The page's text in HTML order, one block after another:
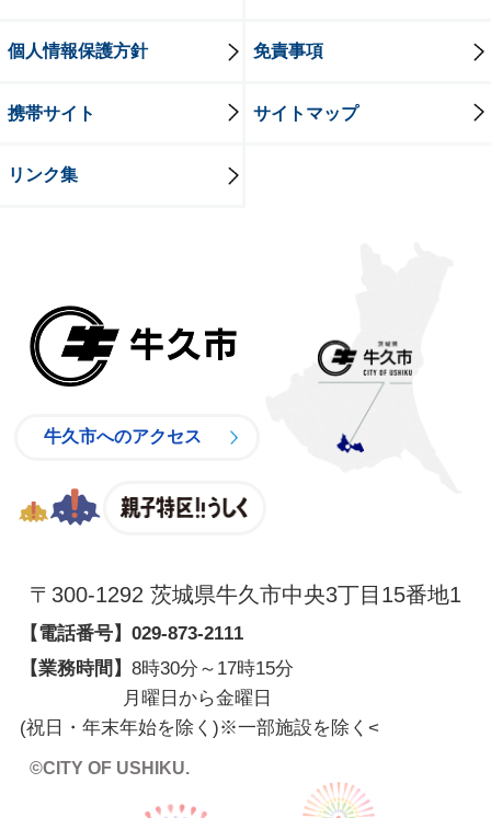
個人情報保護方針 免責事項
携帯サイト サイトマップ
リンク集
牛久市へのアクセス
〒300-1292 茨城県牛久市中央3丁目15番地1
【電話番号】 029-873-2111
【業務時間】 8時30分～17時15分
月曜日から金曜日
(祝日・年末年始を除く)※一部施設を除く <
©CITY OF USHIKU.